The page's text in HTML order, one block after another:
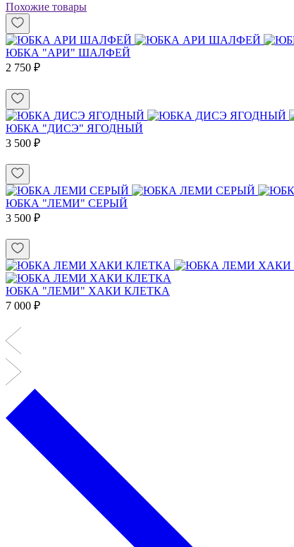
Похожие товары
ЮБКА "АРИ" ШАЛФЕЙ
2 750 ₽
ЮБКА "ДИСЭ" ЯГОДНЫЙ
3 500 ₽
ЮБКА "ЛЕМИ" СЕРЫЙ
3 500 ₽
ЮБКА "ЛЕМИ" ХАКИ КЛЕТКА
7 000 ₽